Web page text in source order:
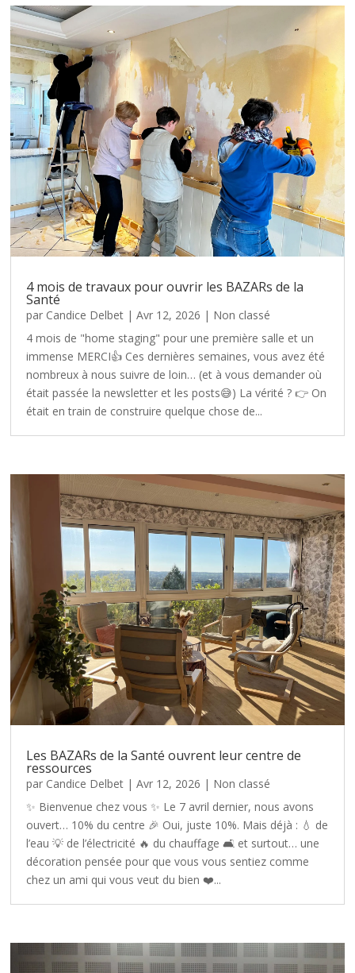
4 mois de travaux pour ouvrir les BAZARs de la
Santé
par Candice Delbet |Avr 12, 2026 | Non classé
4 mois de "home staging" pour une première salle et un
immense MERCI👍 Ces dernières semaines, vous avez été
nombreux à nous suivre de loin… (et à vous demander où
était passée la newsletter et les posts😅) La vérité ? 👉 On
était en train de construire quelque chose de...
Les BAZARs de la Santé ouvrent leur centre de
ressources
par Candice Delbet |Avr 12, 2026 | Non classé
✨ Bienvenue chez vous ✨ Le 7 avril dernier, nous avons
ouvert… 10% du centre 🎉 Oui, juste 10%. Mais déjà : 💧 de
l’eau 💡 de l’électricité 🔥 du chauffage 🛋️ et surtout… une
décoration pensée pour que vous vous sentiez comme
chez un ami qui vous veut du bien ❤️...